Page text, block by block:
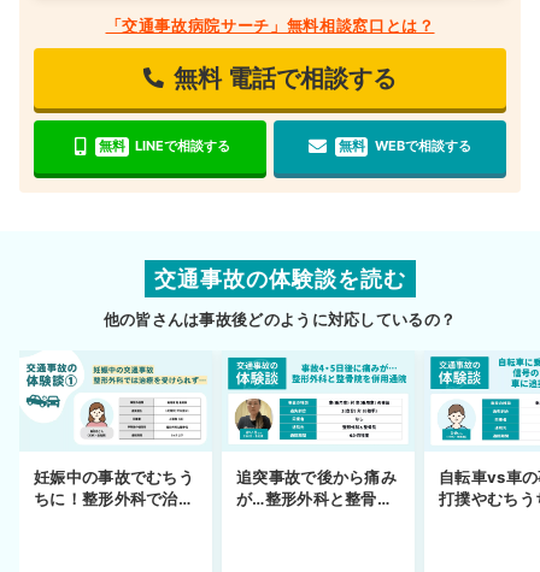
「交通事故病院サーチ」無料相談窓口とは？
無料 電話で相談する
無料 LINEで相談する 無料 WEBで相談する
交通事故の体験談を読む
他の皆さんは事故後どのように対応しているの？
妊娠中の事故でむちう
ちに！整形外科で治療
追突事故で後から痛み
が…整形外科と整骨院
自転車vs車
打撲やむちう